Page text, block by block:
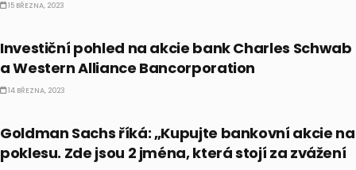
15 BŘEZNA, 2023
Investiční pohled na akcie bank Charles Schwab
a Western Alliance Bancorporation
14 BŘEZNA, 2023
Goldman Sachs říká: „Kupujte bankovní akcie na
poklesu. Zde jsou 2 jména, která stojí za zvážení